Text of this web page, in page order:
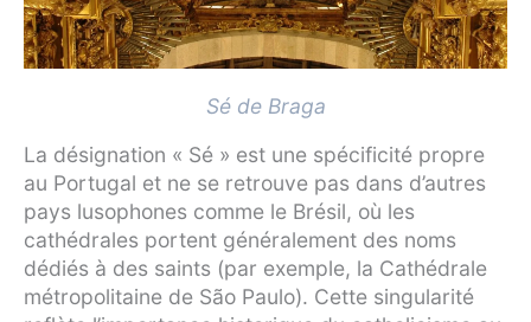
Sé de Braga
La désignation « Sé » est une spécificité propre
au Portugal et ne se retrouve pas dans d’autres
pays lusophones comme le Brésil, où les
cathédrales portent généralement des noms
dédiés à des saints (par exemple, la Cathédrale
métropolitaine de São Paulo). Cette singularité